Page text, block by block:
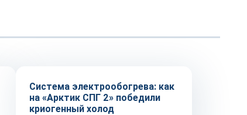
Система электрообогрева: как
на «Арктик СПГ 2» победили
криогенный холод